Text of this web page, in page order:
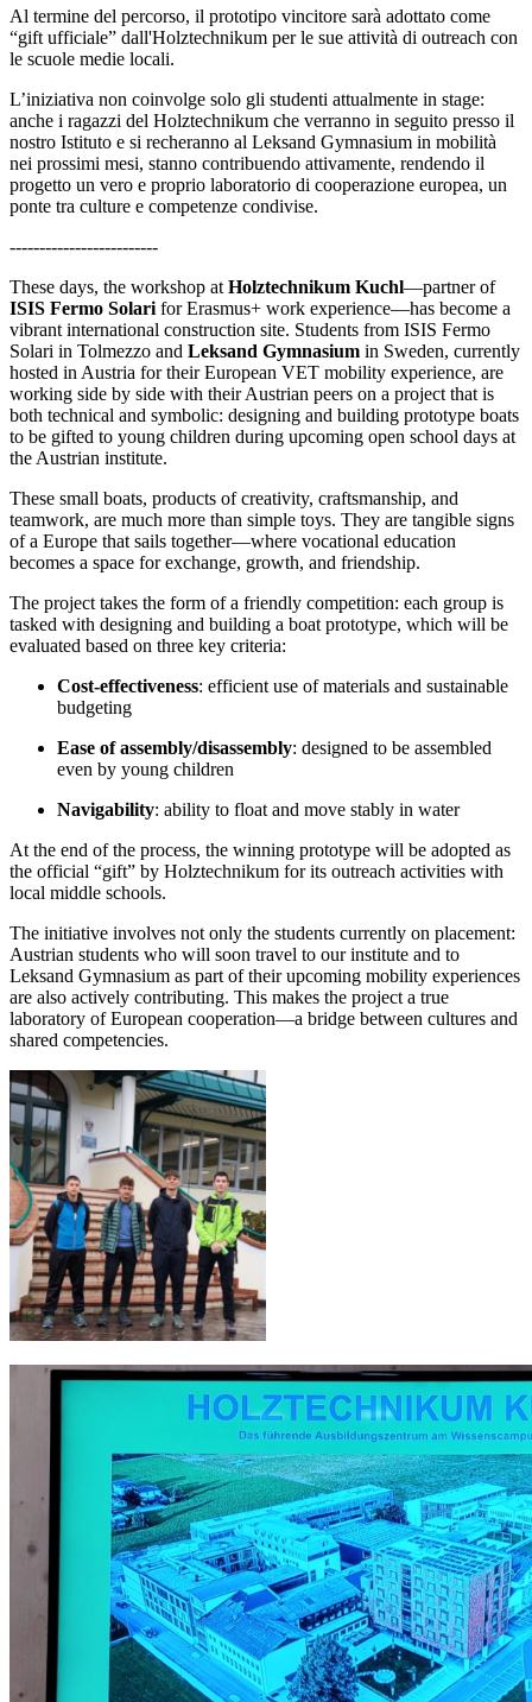
Al termine del percorso, il prototipo vincitore sarà adottato come
“gift ufficiale” dall'Holztechnikum per le sue attività di outreach con
le scuole medie locali.
L’iniziativa non coinvolge solo gli studenti attualmente in stage:
anche i ragazzi del Holztechnikum che verranno in seguito presso il
nostro Istituto e si recheranno al Leksand Gymnasium in mobilità
nei prossimi mesi, stanno contribuendo attivamente, rendendo il
progetto un vero e proprio laboratorio di cooperazione europea, un
ponte tra culture e competenze condivise.
-------------------------
These days, the workshop at Holztechnikum Kuchl—partner of
ISIS Fermo Solari for Erasmus+ work experience—has become a
vibrant international construction site. Students from ISIS Fermo
Solari in Tolmezzo and Leksand Gymnasium in Sweden, currently
hosted in Austria for their European VET mobility experience, are
working side by side with their Austrian peers on a project that is
both technical and symbolic: designing and building prototype boats
to be gifted to young children during upcoming open school days at
the Austrian institute.
These small boats, products of creativity, craftsmanship, and
teamwork, are much more than simple toys. They are tangible signs
of a Europe that sails together—where vocational education
becomes a space for exchange, growth, and friendship.
The project takes the form of a friendly competition: each group is
tasked with designing and building a boat prototype, which will be
evaluated based on three key criteria:
Cost-effectiveness: efficient use of materials and sustainable
budgeting
Ease of assembly/disassembly: designed to be assembled
even by young children
Navigability: ability to float and move stably in water
At the end of the process, the winning prototype will be adopted as
the official “gift” by Holztechnikum for its outreach activities with
local middle schools.
The initiative involves not only the students currently on placement:
Austrian students who will soon travel to our institute and to
Leksand Gymnasium as part of their upcoming mobility experiences
are also actively contributing. This makes the project a true
laboratory of European cooperation—a bridge between cultures and
shared competencies.